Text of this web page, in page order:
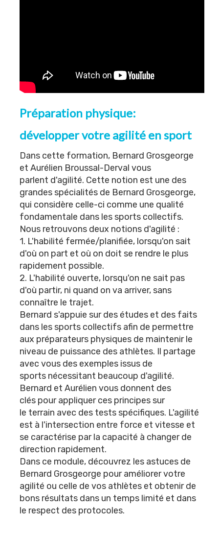
Préparation physique:
développer votre agilité en sport
Dans cette formation, Bernard Grosgeorge
et Aurélien Broussal-Derval vous
parlent d'agilité. Cette notion est une des
grandes spécialités de Bernard Grosgeorge,
qui considère celle-ci comme une qualité
fondamentale dans les sports collectifs.
Nous retrouvons deux notions d'agilité :
1. L'habilité fermée/planifiée, lorsqu'on sait
d'où on part et où on doit se rendre le plus
rapidement possible.
2. L'habilité ouverte, lorsqu'on ne sait pas
d'où partir, ni quand on va arriver, sans
connaître le trajet.
Bernard s'appuie sur des études et des faits
dans les sports collectifs afin de permettre
aux préparateurs physiques de maintenir le
niveau de puissance des athlètes. Il partage
avec vous des exemples issus de
sports nécessitant beaucoup d'agilité.
Bernard et Aurélien vous donnent des
clés pour appliquer ces principes sur
le terrain avec des tests spécifiques. L'agilité
est à l'intersection entre force et vitesse et
se caractérise par la capacité à changer de
direction rapidement.
Dans ce module, découvrez les astuces de
Bernard Grosgeorge pour améliorer votre
agilité ou celle de vos athlètes et obtenir de
bons résultats dans un temps limité et dans
le respect des protocoles.